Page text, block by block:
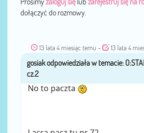
dołączyć do rozmowy.
13 lata 4 miesiąc temu - 13 lata 4
przezgosiak
No to paczta